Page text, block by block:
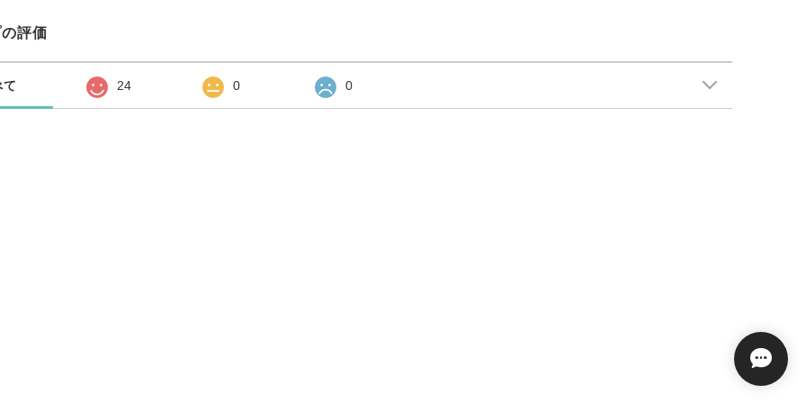
評価
て 24 0 0